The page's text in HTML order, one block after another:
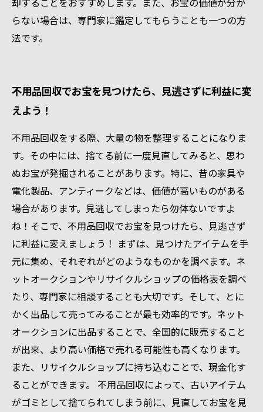
らない場合は、専門家に鑑定してもらうことも一つの方
法です。
不用品回収でお宝を見つけたら、見逃さずに利益に変
えよう！
不用品回収をする際、大量の物を整理することになりま
す。その中には、捨てる前に一度見直してみると、思わ
ぬお宝が発掘されることがあります。特に、昔の家具や
電化製品、アンティークなどは、価値が高いものがある
場合があります。見逃してしまったら勿体ないですよ
ね！そこで、不用品回収でお宝を見つけたら、見逃さず
に利益に変えましょう！ まずは、見つけたアイテムを手
元に集め、それぞれがどのようなものかを調べます。ネ
ットオークションやリサイクルショップの価格表を調べ
たり、専門家に相談することも大切です。そして、とに
かく出品して売ってみることが最も効率的です。ネット
オークションに出品することで、全国的に販売すること
が出来、より高い価格で売れる可能性も高くなります。
また、リサイクルショップに持ち込むことで、現金化す
ることができます。 不用品回収によって、古いアイテム
がゴミとして捨てられてしまう前に、見直してお宝を見